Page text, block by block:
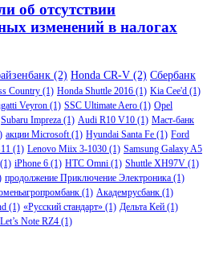
об отсутствии
изменений в налогах
(2) Honda CR-V (2) Сбербанк
Country (1) Honda Shuttle 2016 (1) Kia Cee'd (1)
Veyron (1) SSC Ultimate Aero (1) Opel
Subaru Impreza (1) Audi R10 V10 (1) Маст-банк
акции Microsoft(1) Hyundai Santa Fe (1) Ford
(1) Lenovo Miix 3-1030 (1) Samsung Galaxy A5
(1) iPhone 6 (1) HTC Omni (1) Shuttle XH97V (1)
продолжение Приключение Электроника (1)
(1) Академрусбанк (1)
(1) «Русский стандарт» (1) Дельта Кей (1)
Note RZ4 (1)